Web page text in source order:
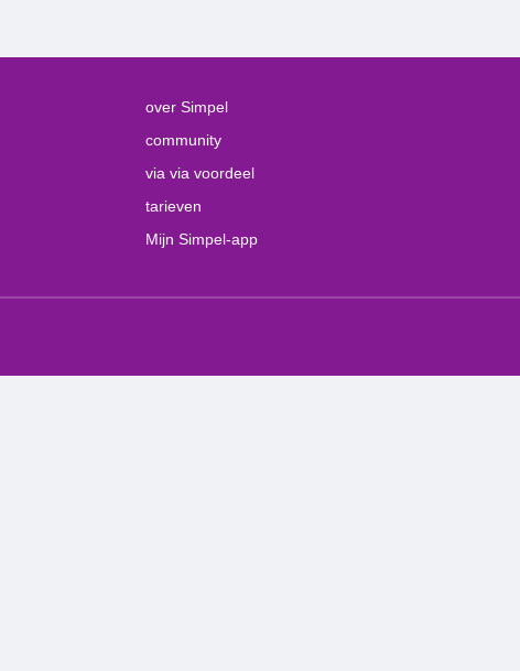
over Simpel
community
via via voordeel
tarieven
Mijn Simpel-app